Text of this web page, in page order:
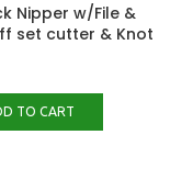
Nipper w/File &
set cutter & Knot
TO CART